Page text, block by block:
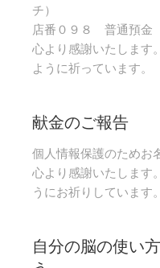
チ）
店番０９８ 普通預金
心より感謝いたします
ように祈っています。
献金のご報告
個人情報保護のためお
心より感謝いたします
うにお祈りしています。
自分の脳の使い